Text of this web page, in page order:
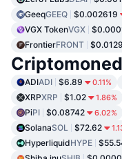
GeeqGEEQ $0.002619
VGX TokenVGX
FrontierFRONT
ADIADI $6.89 0.11%
XRPXRP $1.02 1.86%
PiPI $0.08742 6.02%
SolanaSOL $72.62
HyperliquidHYPE